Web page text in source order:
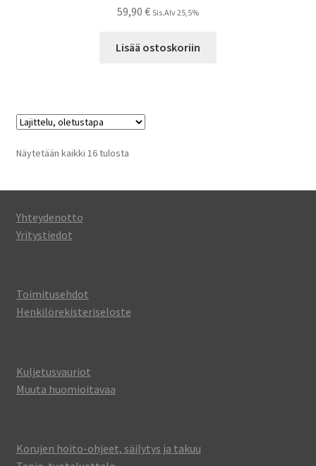
59,90 € Sis.Alv 25,5%
Lisää ostoskoriin
Näytetään kaikki 16 tulosta
Yhteydenotto
Yritystiedot
Toimitusehdot
Henkilörekisteriseloste
Kuljetusvauriot
Muuta huomioitavaa
Korujen hoito-ohjeet, säilytys ja takuu